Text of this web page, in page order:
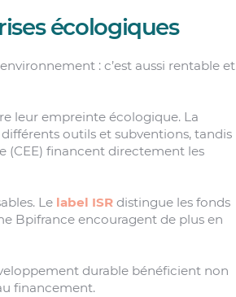
écologiques
: c’est aussi rentable et
leur empreinte écologique. La
outils et subventions, tandis
(CEE) financent directement les
Le label ISRdistingue les fonds
Bpifrance encouragent de plus en
durable bénéficient non
financement.